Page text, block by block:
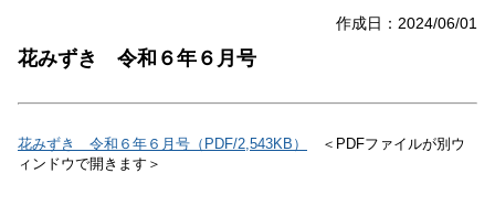
作成日：2024/06/01
花みずき 令和６年６月号
花みずき 令和６年６月号（PDF/2,543KB）
＜PDFファイルが別ウ
ィンドウで開きます＞